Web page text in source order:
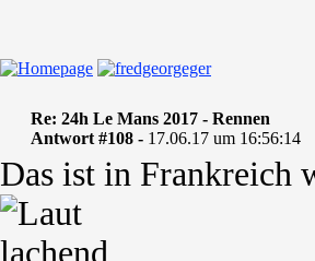
Re: 24h Le Mans 2017 - Rennen
Antwort #108 - 17.06.17 um 16:56:14
Das ist in Frankreich